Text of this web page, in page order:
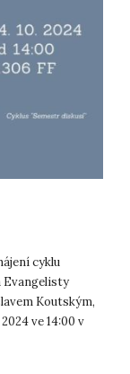
cyklu
Evangelisty
Koutským,
ve 14:00 v